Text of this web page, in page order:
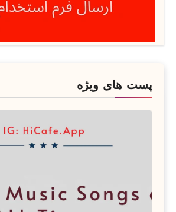
پست های ویژه